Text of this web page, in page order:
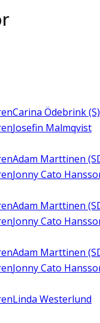
Carina Ödebrink (S)
Josefin Malmqvist
Adam Marttinen
Jonny Cato
Adam Marttinen
Jonny Cato
Adam Marttinen
Jonny Cato
Linda Westerlund